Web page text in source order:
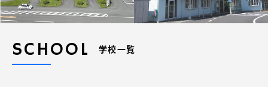
SCHOOL 学校一覧